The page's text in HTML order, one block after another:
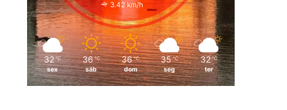
3.42 km/h
32 ℃
sex
36 ℃
sáb
36 ℃
dom
35 ℃
seg
32 ℃
ter